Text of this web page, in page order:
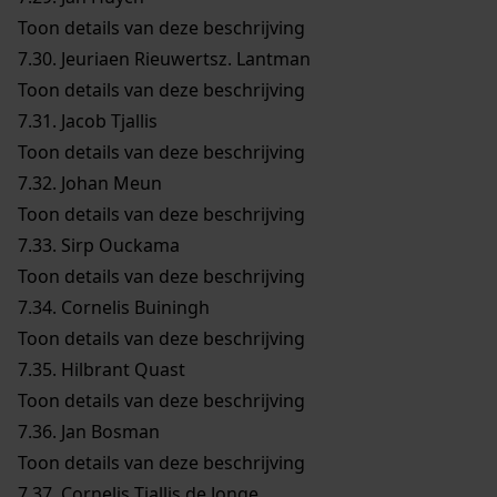
Toon details van deze beschrijving
7.30. Jeuriaen Rieuwertsz. Lantman
Toon details van deze beschrijving
7.31. Jacob Tjallis
Toon details van deze beschrijving
7.32. Johan Meun
Toon details van deze beschrijving
7.33. Sirp Ouckama
Toon details van deze beschrijving
7.34. Cornelis Buiningh
Toon details van deze beschrijving
7.35. Hilbrant Quast
Toon details van deze beschrijving
7.36. Jan Bosman
Toon details van deze beschrijving